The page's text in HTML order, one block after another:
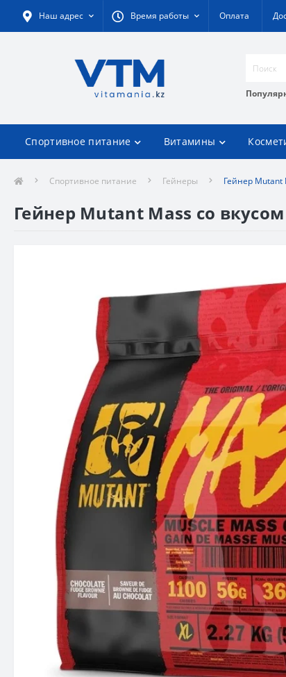
Наш адрес Время работы Оплата
Спортивное питание Витамины
Спортивное питание Гейнеры Гейнер Mutant
Гейнер Mutant Mass со